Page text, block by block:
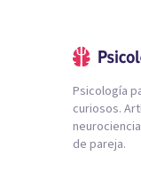
Psicología
curiosos.
de pareja.